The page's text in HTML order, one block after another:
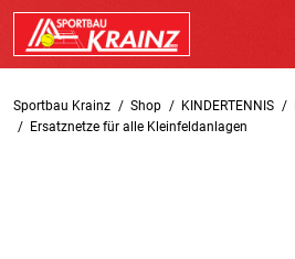
Sportbau Krainz Shop KINDERTENNIS
Ersatznetze für alle Kleinfeldanlagen